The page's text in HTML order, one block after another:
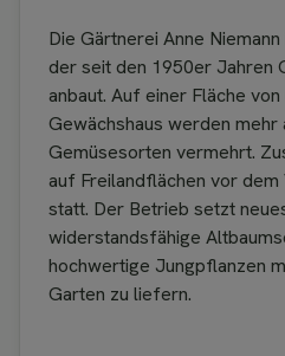
Die Gärtnerei Anne
der seit den 1950er Jahren
anbaut. Auf einer Fläche
Gewächshaus werden mehr
Gemüsesorten vermehrt.
auf Freilandflächen vor dem
statt. Der Betrieb setzt
widerstandsfähige
hochwertige Jungpflanzen
Garten zu liefern.